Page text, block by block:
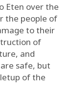
Eten over the
the people of
to their
of
and
safe, but
of the